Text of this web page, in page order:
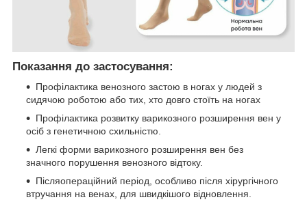
Показання до застосування:
Профілактика венозного застою в ногах у людей з
сидячою роботою або тих, хто довго стоїть на ногах
Профілактика розвитку варикозного розширення вен у
осіб з генетичною схильністю.
Легкі форми варикозного розширення вен без
значного порушення венозного відтоку.
Післяопераційний період, особливо після хірургічного
втручання на венах, для швидкішого відновлення.